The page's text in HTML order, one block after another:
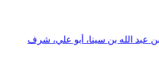
عبد الله بن سينا، أبو علي، شرف